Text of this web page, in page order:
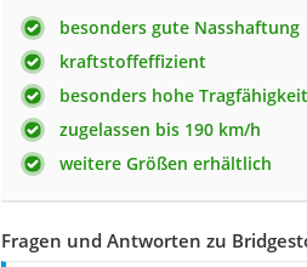
besonders gute Nasshaftung
kraftstoffeffizient
besonders hohe Tragfähigkeit
zugelassen bis 190 km/h
weitere Größen erhältlich
Fragen und Antworten zu